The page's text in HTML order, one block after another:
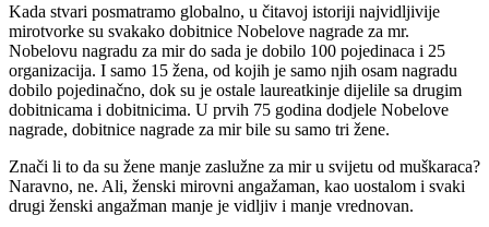
Kada stvari posmatramo globalno, u čitavoj istoriji najvidljivije
mirotvorke su svakako dobitnice Nobelove nagrade za mr.
Nobelovu nagradu za mir do sada je dobilo 100 pojedinaca i 25
organizacija. I samo 15 žena, od kojih je samo njih osam nagradu
dobilo pojedinačno, dok su je ostale laureatkinje dijelile sa drugim
dobitnicama i dobitnicima. U prvih 75 godina dodjele Nobelove
nagrade, dobitnice nagrade za mir bile su samo tri žene.
Znači li to da su žene manje zaslužne za mir u svijetu od muškaraca?
Naravno, ne. Ali, ženski mirovni angažaman, kao uostalom i svaki
drugi ženski angažman manje je vidljiv i manje vrednovan.